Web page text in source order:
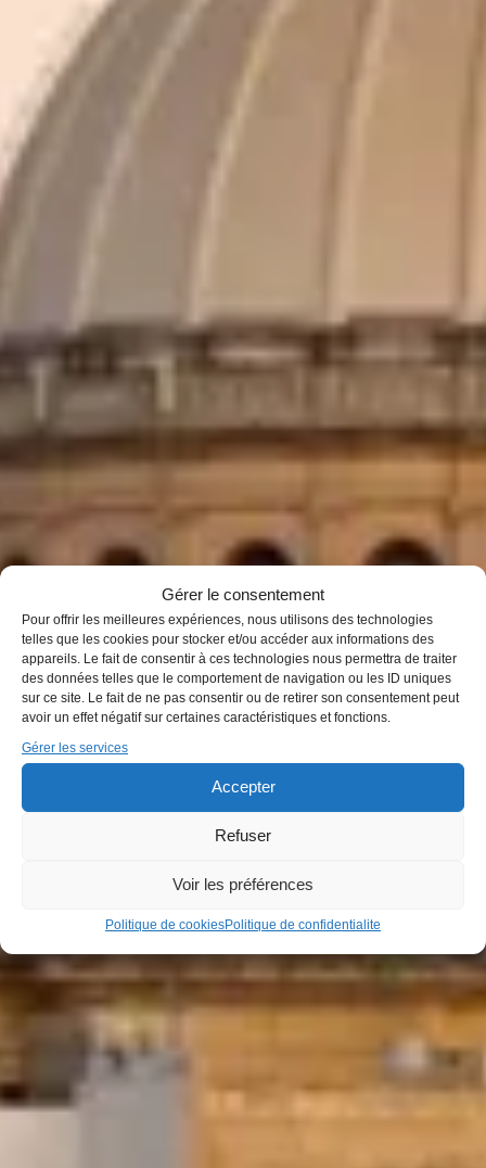
Gérer le consentement
Pour offrir les meilleures expériences, nous utilisons des technologies
telles que les cookies pour stocker et/ou accéder aux informations des
appareils. Le fait de consentir à ces technologies nous permettra de traiter
des données telles que le comportement de navigation ou les ID uniques
sur ce site. Le fait de ne pas consentir ou de retirer son consentement peut
avoir un effet négatif sur certaines caractéristiques et fonctions.
Gérer les services
Accepter
Refuser
Voir les préférences
Politique de cookiesPolitique de confidentialite